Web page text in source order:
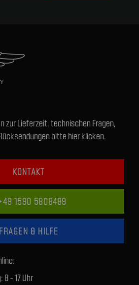
zur Lieferzeit, technischen Fragen,
bitte hier klicken.
KONTAKT
1590 5808489
FRAGEN & HILFE
- 17 Uhr